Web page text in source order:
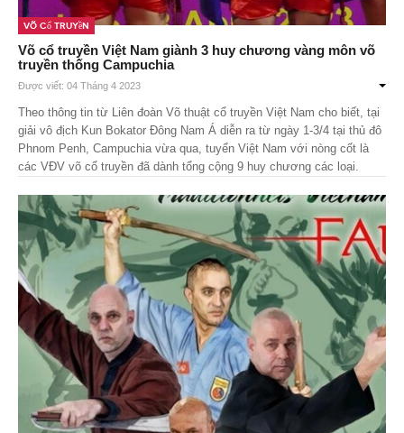
Võ Cổ Truyền
Võ cổ truyền Việt Nam giành 3 huy chương vàng môn võ
truyền thống Campuchia
Được viết: 04 Tháng 4 2023
Theo thông tin từ Liên đoàn Võ thuật cổ truyền Việt Nam cho biết, tại
giải vô địch Kun Bokator Đông Nam Á diễn ra từ ngày 1-3/4 tại thủ đô
Phnom Penh, Campuchia vừa qua, tuyển Việt Nam với nòng cốt là
các VĐV võ cổ truyền đã dành tổng cộng 9 huy chương các loại.